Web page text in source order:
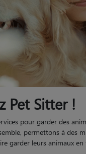
Pet Sitter !
pour garder des
permettons à des
garder leurs animaux